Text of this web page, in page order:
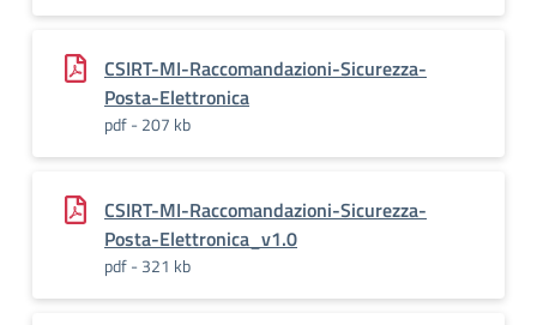
CSIRT-MI-Raccomandazioni-Sicurezza-
Posta-Elettronica
pdf - 207 kb
CSIRT-MI-Raccomandazioni-Sicurezza-
Posta-Elettronica_v1.0
pdf - 321 kb